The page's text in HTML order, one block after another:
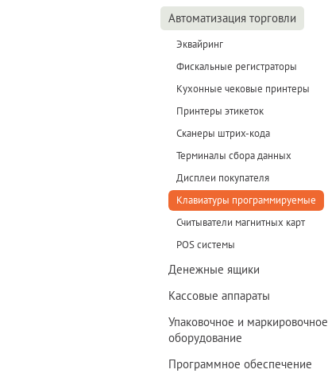
Автоматизация торговли
Эквайринг
Фискальные регистраторы
Кухонные чековые принтеры
Принтеры этикеток
Сканеры штрих-кода
Терминалы сбора данных
Дисплеи покупателя
Клавиатуры программируемые
Считыватели магнитных карт
POS системы
Денежные ящики
Кассовые аппараты
Упаковочное и маркировочное
оборудование
Программное обеспечение